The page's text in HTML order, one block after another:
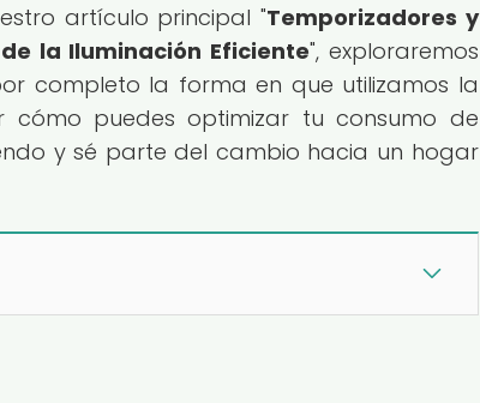
artículo principal "Temporizadores y
la Iluminación Eficiente", exploraremos
completo la forma en que utilizamos la
cómo puedes optimizar tu consumo de
y sé parte del cambio hacia un hogar